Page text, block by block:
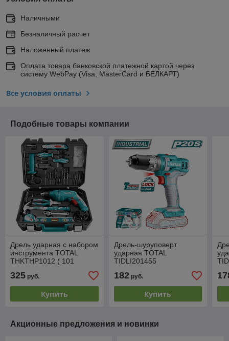
Наличными
Безналичный расчет
Наложенный платеж
Оплата товара банковской платежной картой через
систему WebPay (Visa, MasterCard и БЕЛКАРТ)
Все условия оплаты
Подобные товары компании
Дрель ударная с набором
инструмента TOTAL
THKTHP1012 ( 101
325 руб.
Купить
Дрель-шуруповерт
ударная TOTAL
TIDLI201455
182руб.
Купить
Акционные предложения и новинки